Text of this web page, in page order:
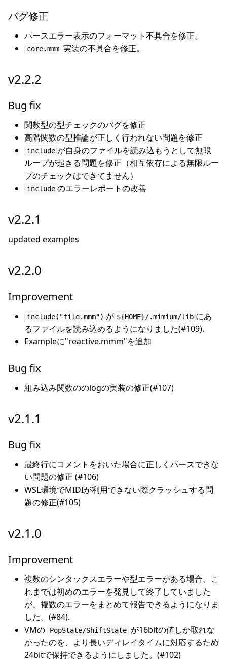
バグ修正
パースエラー表示のフォーマット不具合を修正。
core.mmm 実装の不具合を修正。
v2.2.2
Bug fix
関数型の型チェックのバグを修正
高階関数の型推論が正しく行われない問題を修正
include が自身のファイルを読み込もうとして無限
ループが起きる問題を修正（相互依存による無限ルー
プのチェックはできてません）
include のエラーレポートの改善
v2.2.1
updated examples
v2.2.0
Improvement
include("file.mmm") が ${HOME}/.mimium/lib にあ
るファイルを読み込めるようになりました(#109).
Exampleに"reactive.mmm"を追加
Bug fix
組み込み関数ののlogの実装の修正(#107)
v2.1.1
Bug fix
最終行にコメントをおいた場合に正しくパースできな
い問題の修正 (#106)
WSL環境でMIDIが利用できない際クラッシュする問
題の修正(#105)
v2.1.0
Improvement
複数のシンタックスエラーや型エラーがある場合、こ
れまでは初めのエラーを発見して終了していました
が、複数のエラーをまとめて報告できるようになりま
した。(#84).
VMの
PopState/ShiftState が16bitの値しか取れな
かったのを、より長いディレイタイムに対応するため
24bitで保持できるようにしました。(#102)